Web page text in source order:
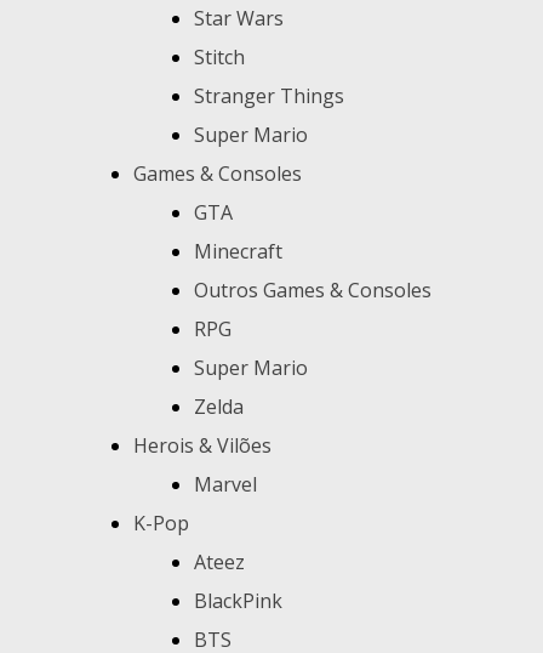
Star Wars
Stitch
Stranger Things
Super Mario
Games & Consoles
GTA
Minecraft
Outros Games & Consoles
RPG
Super Mario
Zelda
Herois & Vilões
Marvel
K-Pop
Ateez
BlackPink
BTS